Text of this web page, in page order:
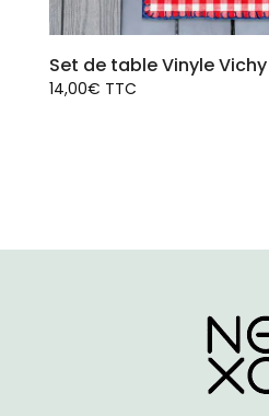
la
page
du
produit
Set de table Vinyle Vichy
14,00€ TTC